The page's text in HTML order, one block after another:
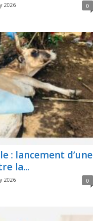
2026 0
: lancement d’une
la...
2026 0